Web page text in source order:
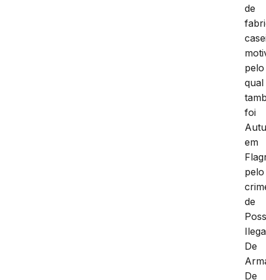
de
pelo
qual
foi
em
pelo
de
De
De